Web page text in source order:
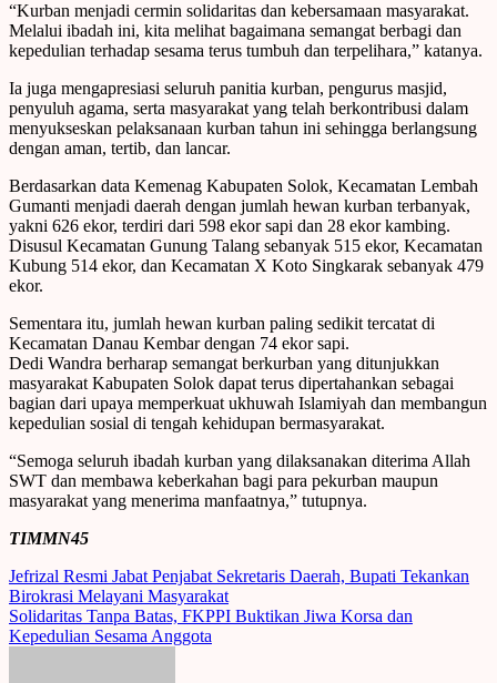
“Kurban menjadi cermin solidaritas dan kebersamaan masyarakat.
Melalui ibadah ini, kita melihat bagaimana semangat berbagi dan
kepedulian terhadap sesama terus tumbuh dan terpelihara,” katanya.
Ia juga mengapresiasi seluruh panitia kurban, pengurus masjid,
penyuluh agama, serta masyarakat yang telah berkontribusi dalam
menyukseskan pelaksanaan kurban tahun ini sehingga berlangsung
dengan aman, tertib, dan lancar.
Berdasarkan data Kemenag Kabupaten Solok, Kecamatan Lembah
Gumanti menjadi daerah dengan jumlah hewan kurban terbanyak,
yakni 626 ekor, terdiri dari 598 ekor sapi dan 28 ekor kambing.
Disusul Kecamatan Gunung Talang sebanyak 515 ekor, Kecamatan
Kubung 514 ekor, dan Kecamatan X Koto Singkarak sebanyak 479
ekor.
Sementara itu, jumlah hewan kurban paling sedikit tercatat di
Kecamatan Danau Kembar dengan 74 ekor sapi.
Dedi Wandra berharap semangat berkurban yang ditunjukkan
masyarakat Kabupaten Solok dapat terus dipertahankan sebagai
bagian dari upaya memperkuat ukhuwah Islamiyah dan membangun
kepedulian sosial di tengah kehidupan bermasyarakat.
“Semoga seluruh ibadah kurban yang dilaksanakan diterima Allah
SWT dan membawa keberkahan bagi para pekurban maupun
masyarakat yang menerima manfaatnya,” tutupnya.
TIMMN45
Post
navigation
Jefrizal Resmi Jabat Penjabat Sekretaris Daerah, Bupati Tekankan
Birokrasi Melayani Masyarakat
Solidaritas Tanpa Batas, FKPPI Buktikan Jiwa Korsa dan
Kepedulian Sesama Anggota